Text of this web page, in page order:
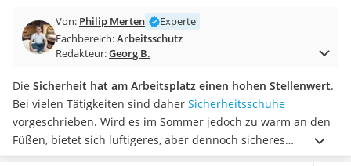
Split-Klimaanlage 2 Innengeräte
Pelletofen
Bohrmaschine
Fliesenschneider
Hochdruckreiniger
Doppelschleifer
Überwachungskamera
Benzinrasenmäher mit Elektrostart
Von: Philip Merten
Experte
Fachbereich:Arbeitsschutz
Redakteur:Georg B.
Die Sicherheit hat am Arbeitsplatz einen hohen Stellenwert.
Bei vielen Tätigkeiten sind daher Sicherheitsschuhe
vorgeschrieben. Wird es im Sommer jedoch zu warm an den
Füßen, bietet sich luftigeres, aber dennoch sicheres
Schuhwerk an. Wählen Sie jetztSicherheitssandalen für